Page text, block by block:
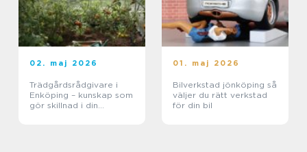
02. maj 2026
Trädgårdsrådgivare i
Enköping – kunskap som
gör skillnad i din
01. maj 2026
Bilverkstad jönköping så
väljer du rätt verkstad
för din bil